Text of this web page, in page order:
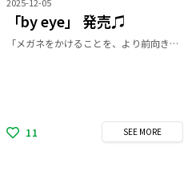
「by eye」 発売♫
「メガネをかけることを、より前向きで豊かな選択にしたい」その思いから生まれた、パリミキの新メガネブランド「by eye(バイアイ)」 「by eye」は、メガネを単に視力を補うためのものではなく、日々の景色をもう一度やわらかく整えてくれる“体の一部”として捉え直すことを起点に生まれました。 新しい視界とともに、今日の自分ともう一度やさしく出会うために。 それが「by eye」です。
11 SEE MORE